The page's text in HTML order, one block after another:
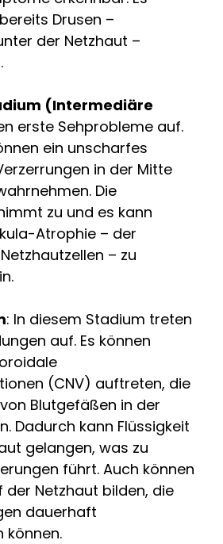
Drusen –
der Netzhaut –
(Intermediäre
erste Sehprobleme auf.
ein unscharfes
in der Mitte
Die
zu und es kann
Atrophie – der
– zu
: In diesem Stadium treten
auf. Es können
(CNV) auftreten, die
Blutgefäßen in der
Dadurch kann Flüssigkeit
gelangen, was zu
führt. Auch können
der Netzhaut bilden, die
dauerhaft
können.